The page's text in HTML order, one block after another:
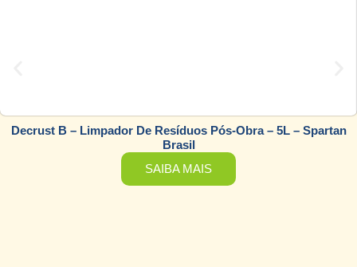
Decrust B – Limpador De Resíduos Pós-Obra – 5L – Spartan
Brasil
SAIBA MAIS